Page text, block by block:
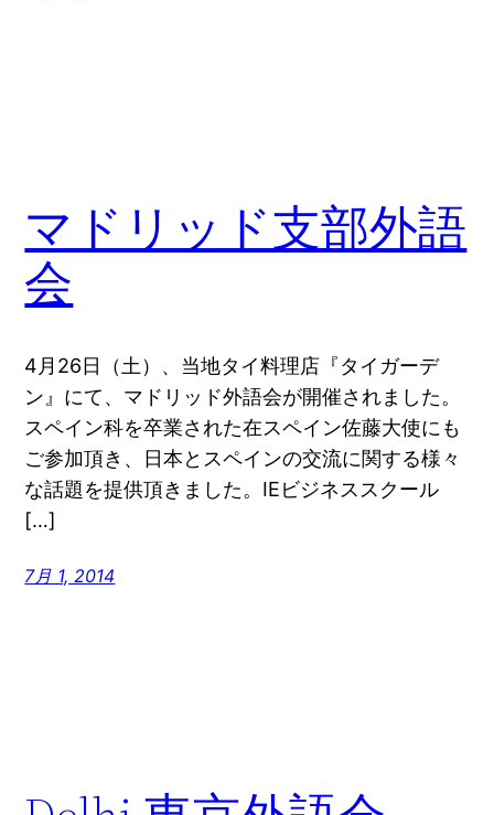
マドリッド支部外語
会
4月26日（土）、当地タイ料理店『タイガーデ
ン』にて、マドリッド外語会が開催されました。
スペイン科を卒業された在スペイン佐藤大使にも
ご参加頂き、日本とスペインの交流に関する様々
な話題を提供頂きました。IEビジネススクール
[…]
7月 1, 2014